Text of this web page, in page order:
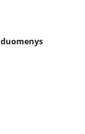
duomenys